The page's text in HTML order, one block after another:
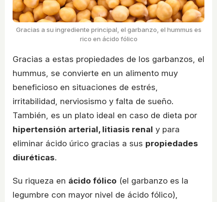
Gracias a su ingrediente principal, el garbanzo, el hummus es
rico en ácido fólico
Gracias a estas propiedades de los garbanzos, el
hummus, se convierte en un alimento muy
beneficioso en situaciones de estrés,
irritabilidad, nerviosismo y falta de sueño.
También, es un plato ideal en caso de dieta por
hipertensión arterial, litiasis renal y para
eliminar ácido úrico gracias a sus propiedades
diuréticas.
Su riqueza en ácido fólico (el garbanzo es la
legumbre con mayor nivel de ácido fólico),